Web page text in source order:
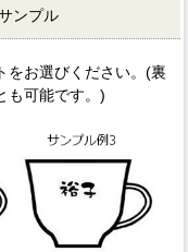
ンプル
をお選びください。(裏
も可能です。)